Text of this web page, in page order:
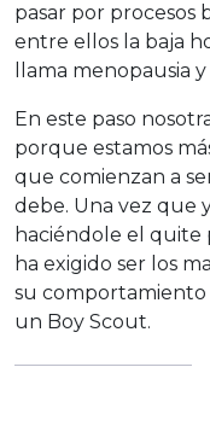
pasar por procesos
entre ellos la baja
llama menopausia
En este paso
porque estamos
que comienzan a
debe. Una vez que
haciéndole el quite
ha exigido ser los
su comportamiento
un Boy Scout.